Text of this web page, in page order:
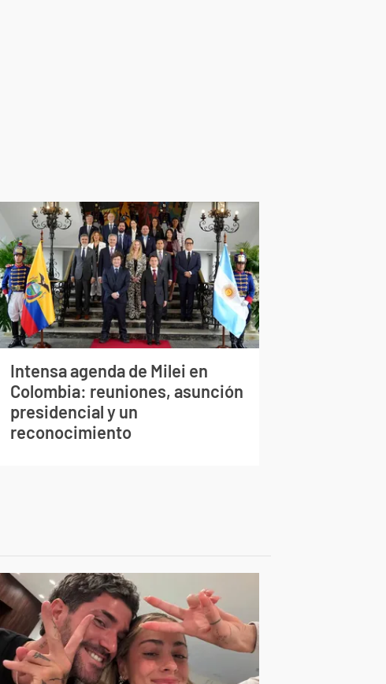
Intensa agenda de Milei en
Colombia: reuniones, asunción
presidencial y un
reconocimiento